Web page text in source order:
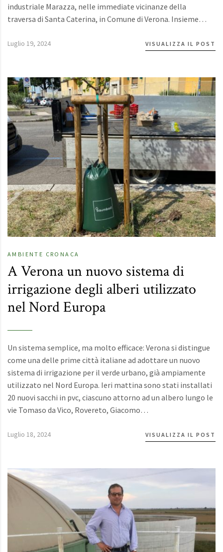
industriale Marazza, nelle immediate vicinanze della
traversa di Santa Caterina, in Comune di Verona. Insieme…
Luglio 19, 2024 VISUALIZZA IL POST
AMBIENTE CRONACA
A Verona un nuovo sistema di
irrigazione degli alberi utilizzato
nel Nord Europa
Un sistema semplice, ma molto efficace: Verona si distingue
come una delle prime città italiane ad adottare un nuovo
sistema di irrigazione per il verde urbano, già ampiamente
utilizzato nel Nord Europa. Ieri mattina sono stati installati
20 nuovi sacchi in pvc, ciascuno attorno ad un albero lungo le
vie Tomaso da Vico, Rovereto, Giacomo…
Luglio 18, 2024 VISUALIZZA IL POST